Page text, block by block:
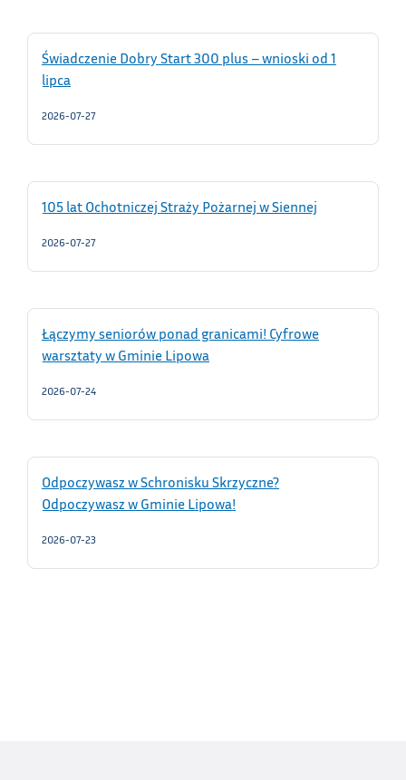
Świadczenie Dobry Start 300 plus – wnioski od 1
lipca
2026-07-27
105 lat Ochotniczej Straży Pożarnej w Siennej
2026-07-27
Łączymy seniorów ponad granicami! Cyfrowe
warsztaty w Gminie Lipowa
2026-07-24
Odpoczywasz w Schronisku Skrzyczne?
Odpoczywasz w Gminie Lipowa!
2026-07-23